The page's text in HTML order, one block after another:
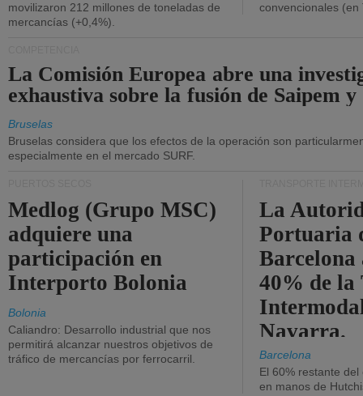
movilizaron 212 millones de toneladas de
mercancías (+0,4%).
convencionales (en
La Comisión Europea abre una
exhaustiva sobre la fusión de Saipem y
Bruselas
Bruselas considera que los efectos de la operación son
especialmente en el mercado SURF.
Medlog (Grupo MSC)
adquiere una
participación en
Interporto Bolonia
Bolonia
Caliandro: Desarrollo industrial que nos
permitirá alcanzar nuestros objetivos de
tráfico de mercancías por ferrocarril.
La
Portuaria
40% de la
Navarra.
Barcelona
El 60% restante
en manos de